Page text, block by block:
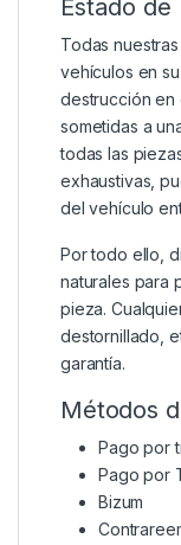
Estado
Todas
vehículos en
destrucción en
sometidas a
todas las
exhaustivas,
del vehículo
Por todo ello,
naturales para
pieza.
destornillado,
garantía.
Métodos
Pago por
Pago por
Bizum